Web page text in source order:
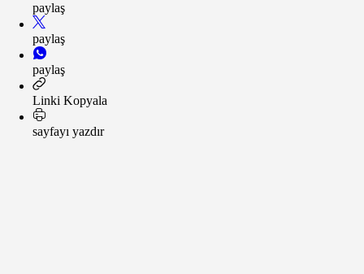
paylaş
paylaş
paylaş
Linki Kopyala
sayfayı yazdır